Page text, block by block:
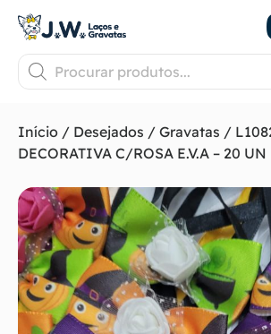
Início / Desejados / Gravatas /
DECORATIVA C/ROSA E.V.A – 20 UN